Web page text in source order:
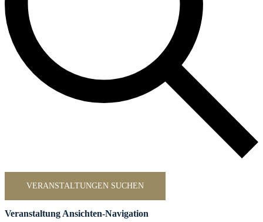
VERANSTALTUNGEN SUCHEN
Veranstaltung Ansichten-Navigation